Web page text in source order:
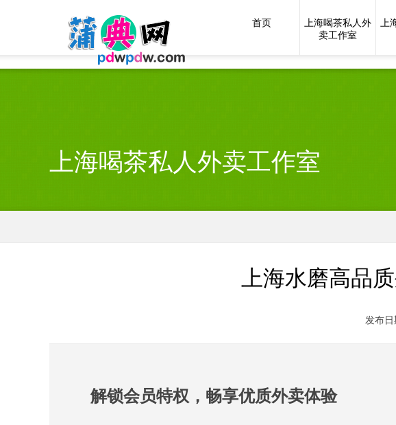
上海喝茶外卖VX
首页
上海喝茶私人外
卖工作室
上
上海喝茶私人外卖工作室
上海水磨高品
发布
解锁会员特权，畅享优质外卖体验